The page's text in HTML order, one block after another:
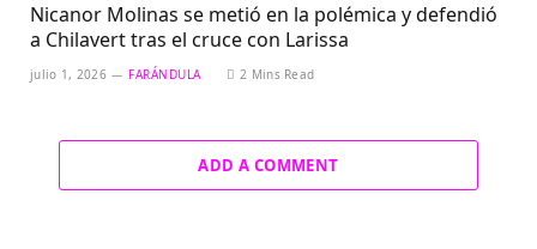
Nicanor Molinas se metió en la polémica y defendió
a Chilavert tras el cruce con Larissa
julio 1, 2026 FARÁNDULA 2 Mins Read
ADD A COMMENT